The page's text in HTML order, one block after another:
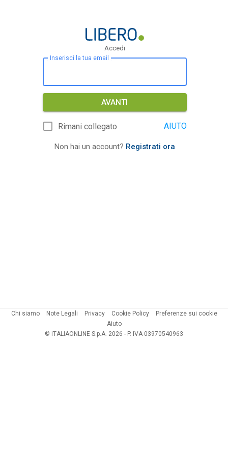
Accedi
Inserisci la tua email
AVANTI
Rimani collegato AIUTO
Non hai un account? Registrati ora
Chi siamo Note Legali Privacy Cookie Policy
Preferenze sui cookie
Aiuto
© ITALIAONLINE S.p.A. 2026 - P. IVA 03970540963